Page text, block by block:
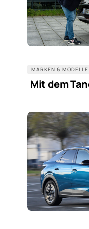
MARKEN & MODELLE
Mit dem